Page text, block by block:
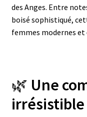
des Anges. Entre
boisé sophistiqué,
femmes modernes
🌿 Une